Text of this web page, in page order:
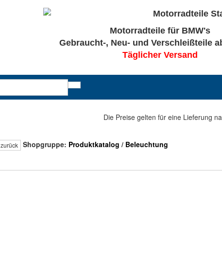
Motorradteile für BMW's
Gebraucht-, Neu- und Verschleißteile
Täglicher Versand
Die Preise gelten für eine Lieferung
zurück Shopgruppe: Produktkatalog / Beleuchtung